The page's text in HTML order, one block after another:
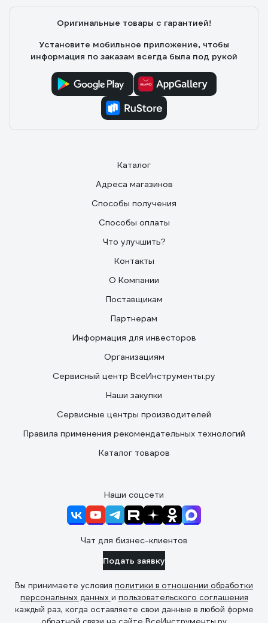
Оригинальные товары с гарантией!
Установите мобильное приложение, чтобы
информация по заказам всегда была под рукой
Каталог
Адреса магазинов
Способы получения
Способы оплаты
Что улучшить?
Контакты
О Компании
Поставщикам
Партнерам
Информация для инвесторов
Организациям
Сервисный центр ВсеИнструменты.ру
Наши закупки
Сервисные центры производителей
Правила применения рекомендательных технологий
Каталог товаров
Наши соцсети
Чат для бизнес-клиентов
Подать заявку
Вы принимаете условия политики в отношении обработки
персональных данных и пользовательского соглашения
каждый раз, когда оставляете свои данные в любой форме